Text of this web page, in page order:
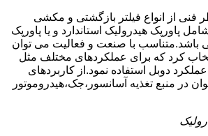
فنی از انواع فیلتر بازگشتی و مکشی
پاورپک هیدرولیک استاندارد و یا پاورپک
باشد.متناسب با صنعت و فعالیت می توان
کرد که برای عملکردهای مختلف مثل
دوبل استفاده نمود.از کاربردهای
در منبع تغذیه آسانسور،جک،هیدروموتور